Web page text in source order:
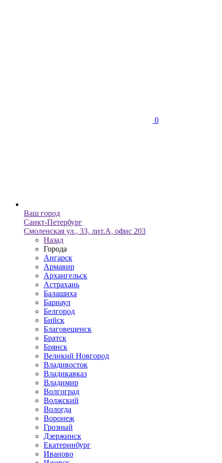
0
Ваш город
Санкт-Петербург
Смоленская ул., 33, лит.А, офис 203
Назад
Города
Ангарск
Армавир
Архангельск
Астрахань
Балашиха
Барнаул
Белгород
Бийск
Благовещенск
Братск
Брянск
Великий Новгород
Владивосток
Владикавказ
Владимир
Волгоград
Волжский
Вологда
Воронеж
Грозный
Дзержинск
Екатеринбург
Иваново